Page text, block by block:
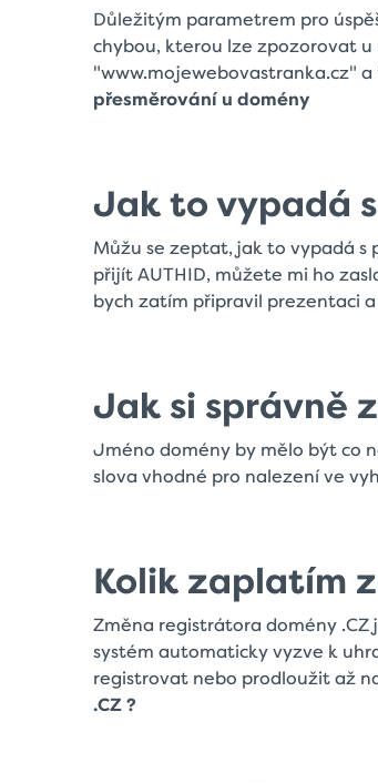
Důležitým parametrem pro
chybou, kterou lze zpozorovat u
"www.mojewebovastranka.cz"
přesměrování u domény
Jak to vypadá
Můžu se zeptat, jak to vypadá s
přijít AUTHID, můžete mi ho
bych zatím připravil prezentaci
Jak si správně
Jméno domény by mělo být co
slova vhodné pro nalezení ve
Kolik zaplatím
Změna registrátora domény .CZ
systém automaticky vyzve k
registrovat nebo prodloužit až
.CZ ?